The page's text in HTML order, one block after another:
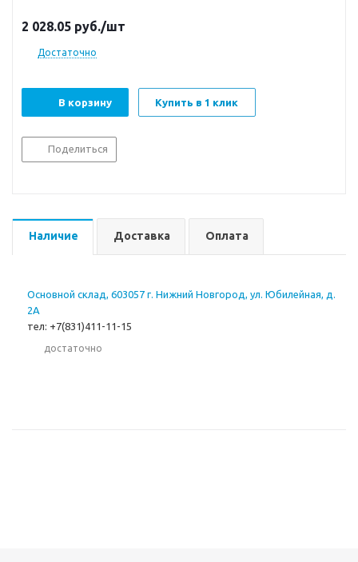
2 028.05 руб./шт
Достаточно
В корзину Купить в 1 клик
Поделиться
Наличие Доставка Оплата
Основной склад, 603057 г. Нижний Новгород, ул. Юбилейная, д.
2А
тел: +7(831)411-11-15
Достаточно